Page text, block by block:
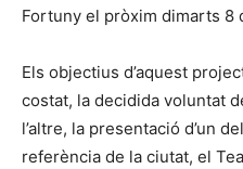
Fortuny el pròxim dimarts 8
Els objectius d’aquest
costat, la decidida voluntat
l’altre, la presentació d’un
referència de la ciutat, el